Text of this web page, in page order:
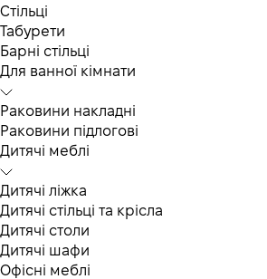
Стільці
Табурети
Барні стільці
Для ванної кімнати
Раковини накладні
Раковини підлогові
Дитячі меблі
Дитячі ліжка
Дитячі стільці та крісла
Дитячі столи
Дитячі шафи
Офісні меблі